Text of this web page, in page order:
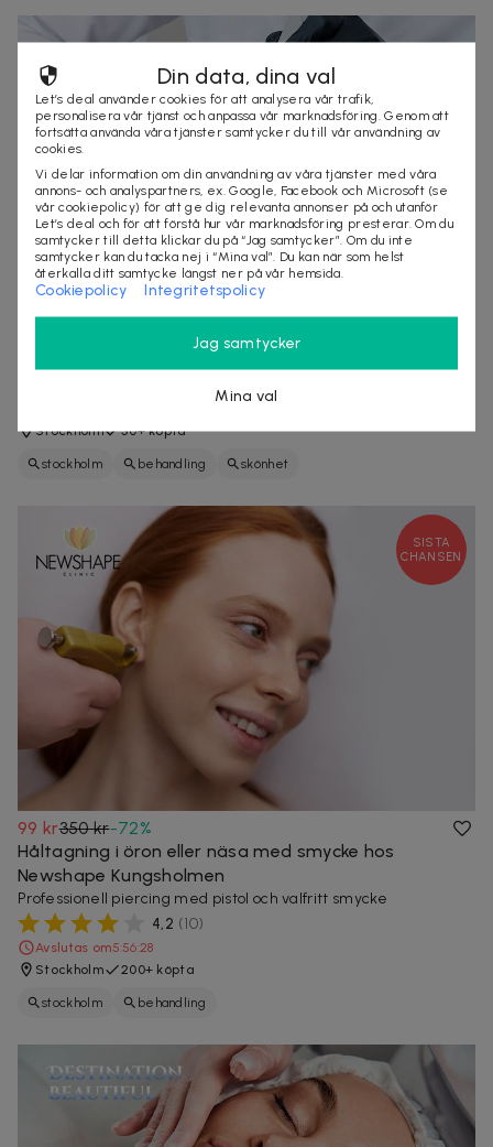
Stockholm 50+ köpta
stockholm behandling skönhet
SISTA
CHANSEN
99 kr350 kr-72%
Håltagning i öron eller näsa med smycke hos
Newshape Kungsholmen
Professionell piercing med pistol och valfritt smycke
4,2 (10)
Avslutas om5:56:26
Stockholm
200+ köpta
stockholm behandling
Din data, dina val
Let’s deal använder cookies för att analysera vår trafik,
personalisera vår tjänst och anpassa vår marknadsföring. Genom att
fortsätta använda våra tjänster samtycker du till vår användning av
cookies.
Vi delar information om din användning av våra tjänster med våra
annons- och analyspartners, ex. Google, Facebook och Microsoft (se
vår cookiepolicy) för att ge dig relevanta annonser på och utanför
Let’s deal och för att förstå hur vår marknadsföring presterar. Om du
samtycker till detta klickar du på “Jag samtycker”. Om du inte
samtycker kan du tacka nej i “Mina val”. Du kan när som helst
återkalla ditt samtycke längst ner på vår hemsida.
Cookiepolicy Integritetspolicy
Jag samtycker
Mina val